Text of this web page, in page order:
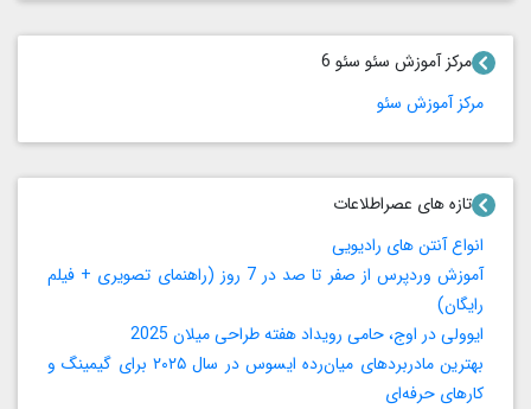
مرکز آموزش سئو سئو 6
مرکز آموزش سئو
تازه های عصراطلاعات
انواع آنتن های رادیویی
آموزش وردپرس از صفر تا صد در 7 روز (راهنمای تصویری + فیلم
رایگان)
ایوولی در اوج، حامی رویداد هفته طراحی میلان 2025
بهترین مادربردهای میان‌رده ایسوس در سال ۲۰۲۵ برای گیمینگ و
کارهای حرفه‌ای